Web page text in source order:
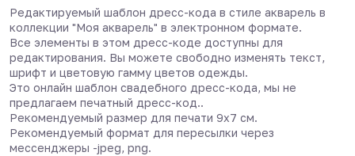
Редактируемый шаблон дресс-кода в стиле акварель в
коллекции "Моя акварель" в электронном формате.
Все элементы в этом дресс-коде доступны для
редактирования. Вы можете свободно изменять текст,
шрифт и цветовую гамму цветов одежды.
Это онлайн шаблон свадебного дресс-кода, мы не
предлагаем печатный дресс-код..
Рекомендуемый размер для печати 9х7 см.
Рекомендуемый формат для пересылки через
мессенджеры -jpeg, png.